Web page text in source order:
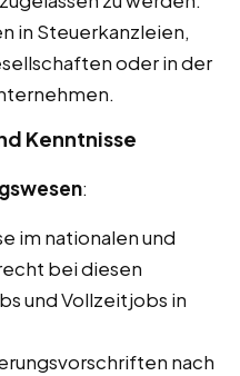
in Steuerkanzleien,
oder in der
Kenntnisse
:
im nationalen und
bei diesen
und Vollzeitjobs in
nach